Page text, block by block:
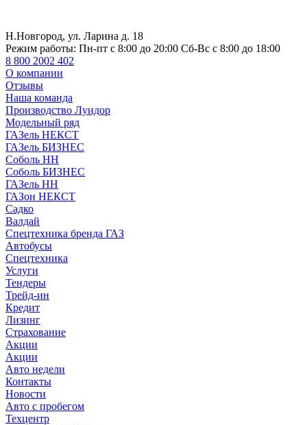
Н.Новгород, ул. Ларина д. 18
Режим работы: Пн-пт с 8:00 до 20:00 Сб-Вс с 8:00 до 18:00
8 800 2002 402
О компании
Отзывы
Наша команда
Производство Луидор
Модельный ряд
ГАЗель НЕКСТ
ГАЗель БИЗНЕС
Соболь НН
Соболь БИЗНЕС
ГАЗель НН
ГАЗон НЕКСТ
Садко
Валдай
Спецтехника бренда ГАЗ
Автобусы
Спецтехника
Услуги
Тендеры
Трейд-ин
Кредит
Лизинг
Страхование
Акции
Акции
Авто недели
Контакты
Новости
Авто с пробегом
Техцентр